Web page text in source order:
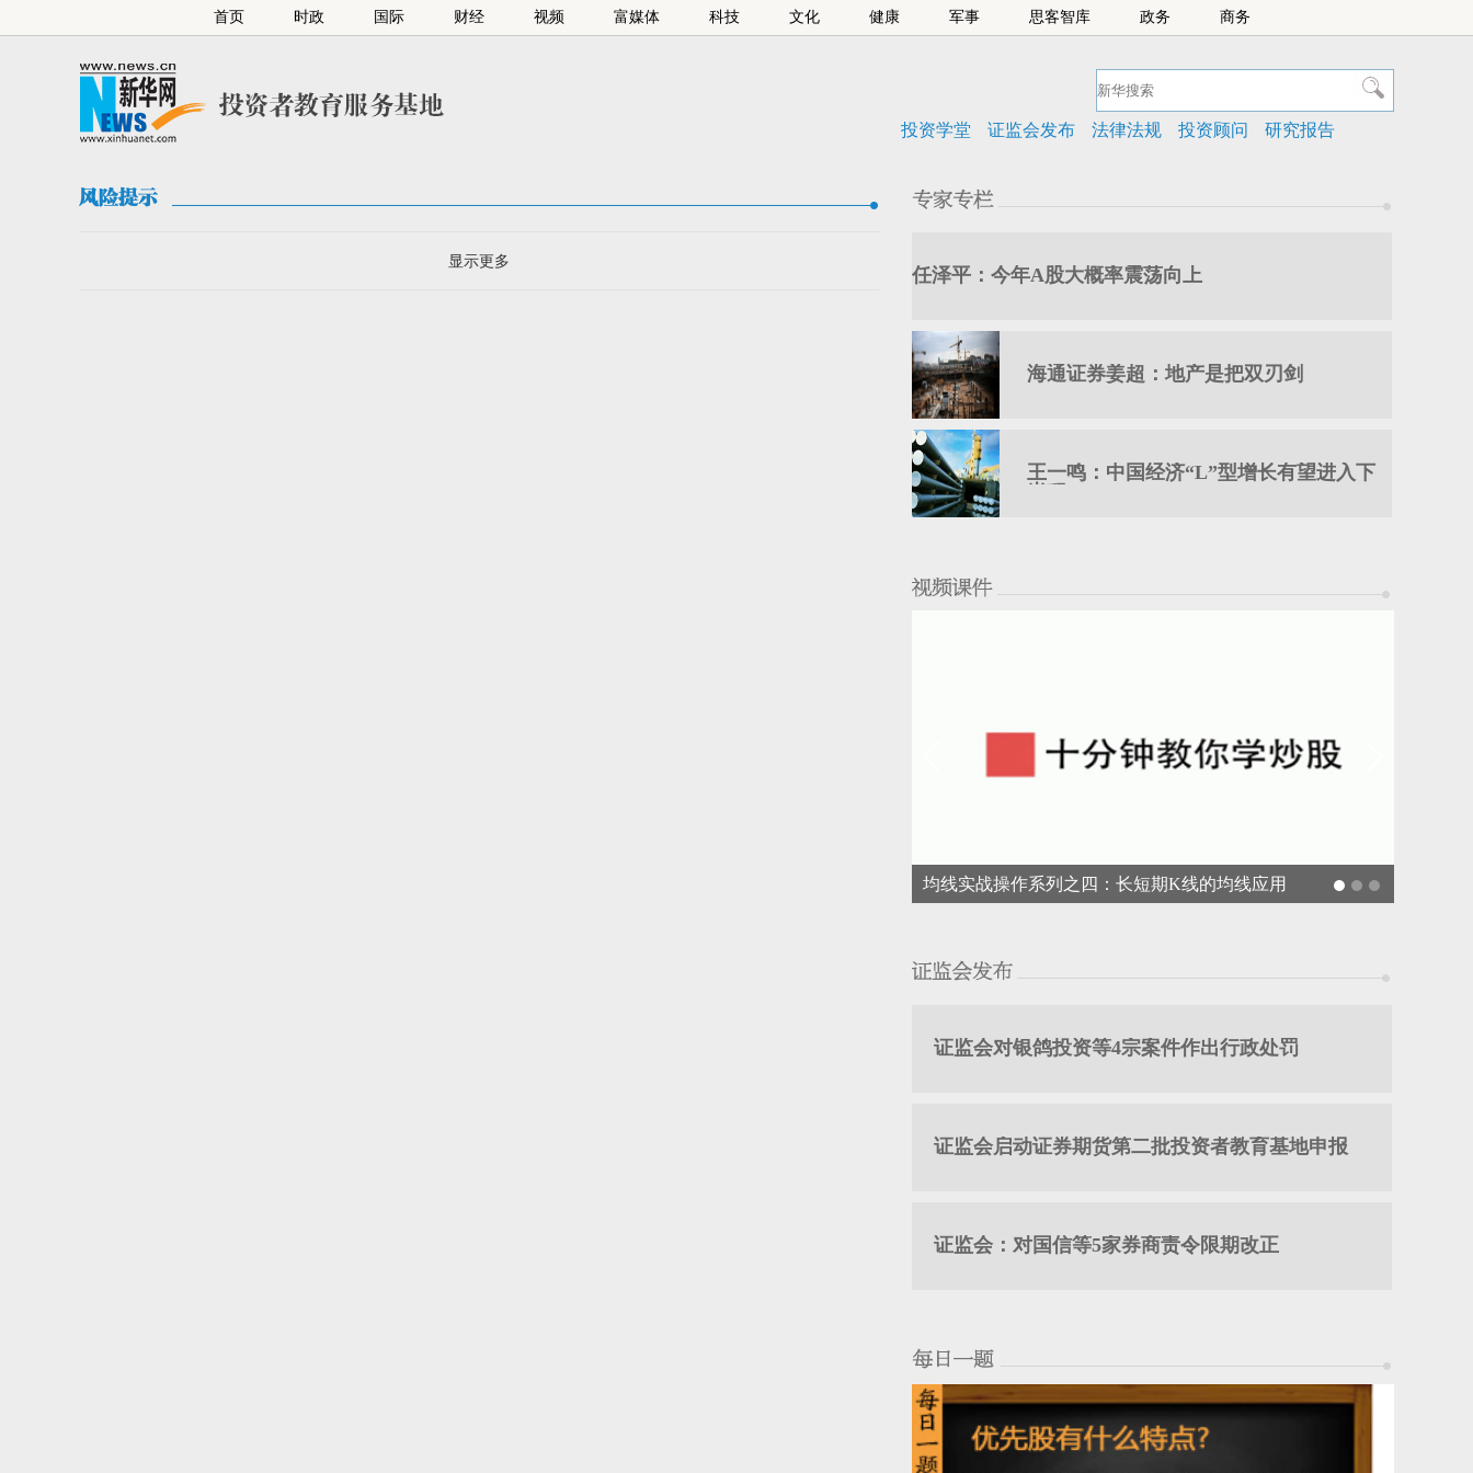
首页 时政 国际 财经 视频 富媒体 科技 文化 健康 军事 思客智库 政务 商务
投资学堂 证监会发布 法律法规 投资顾问 研究报告
显示更多
任泽平：今年A股大概率震荡向上
海通证券姜超：地产是把双刃剑
王一鸣：中国经济“L”型增长有望进入下
均线实战操作系列之四：长短期K线的均线应用
证监会对银鸽投资等4宗案件作出行政处罚
证监会启动证券期货第二批投资者教育基地申报
证监会：对国信等5家券商责令限期改正